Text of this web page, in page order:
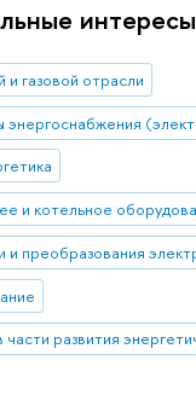
интересы
и газовой отрасли